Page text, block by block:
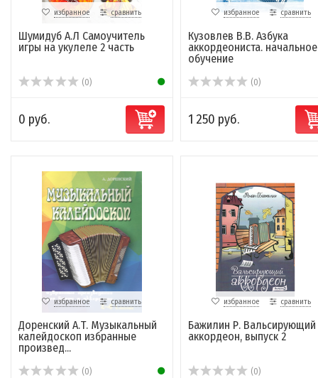
избранное сравнить
Шумидуб А.Л Самоучитель
игры на укулеле 2 часть
(0)
0 руб.
избранное сравнить
Кузовлев В.В. Азбука
аккордеониста. начальное
обучение
(0)
1 250 руб.
избранное сравнить
Доренский А.Т. Музыкальный
калейдоскоп избранные
произвед...
(0)
избранное сравнить
Бажилин Р. Вальсирующий
аккордеон, выпуск 2
(0)